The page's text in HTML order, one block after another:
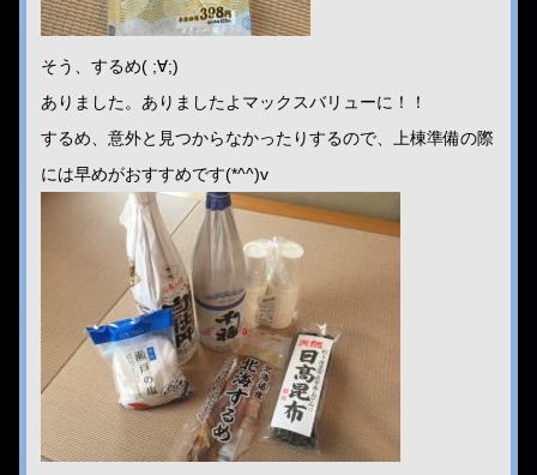
そう、するめ( ;∀;)
ありました。ありましたよマックスバリューに！！
するめ、意外と見つからなかったりするので、上棟準備の際
には早めがおすすめです(*^^)v